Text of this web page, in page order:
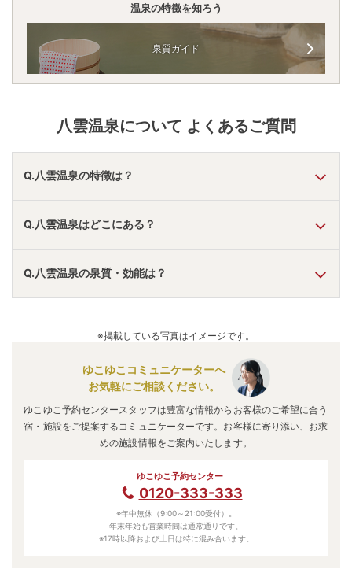
温泉の特徴を知ろう
泉質ガイド
八雲温泉について よくあるご質問
Q.八雲温泉の特徴は？
A. 温泉・お湯の特徴は さらさら
「静か・落ち着いた」「アクセスが便利」「近くに観光地
Q.八雲温泉はどこにある？
A. 八雲温泉 は、島根県松江市八雲町
車でお越しの方は、山陰自動車道松江東ランプから八雲方
面へ車で20分。
野大社停留所下車すぐ。
Q.八雲温泉の泉質・効能は？
関節痛、疲労、冷え性 などと言われています。
※掲載している写真はイメージです。
ゆこゆこコミュニケーターへ
お気軽にご相談ください。
ゆこゆこ予約センタースタッフは豊富な情報からお客様のご希望に合う
宿・施設をご提案するコミュニケーターです。お客様に寄り添い、お求
めの施設情報をご案内いたします。
ゆこゆこ予約センター
0120-333-333
※年中無休（9:00～21:00受付）。
年末年始も営業時間は通常通りです。
※17時以降および土日は特に混み合います。